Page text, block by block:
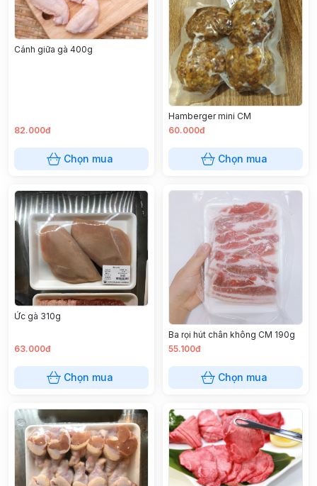
Cánh giữa gà 400g
82.000đ
Chọn mua
Hamberger mini CM
60.000đ
Chọn mua
Ức gà 310g
63.000đ
Chọn mua
Ba rọi hút chân không CM 190g
55.100đ
Chọn mua